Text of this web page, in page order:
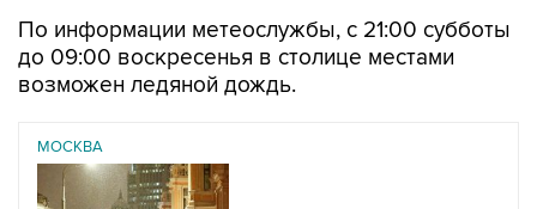
По информации метеослужбы, с 21:00 субботы
до 09:00 воскресенья в столице местами
возможен ледяной дождь.
МОСКВА